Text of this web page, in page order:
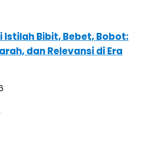
Istilah Bibit, Bebet, Bobot:
dan Relevansi di Era